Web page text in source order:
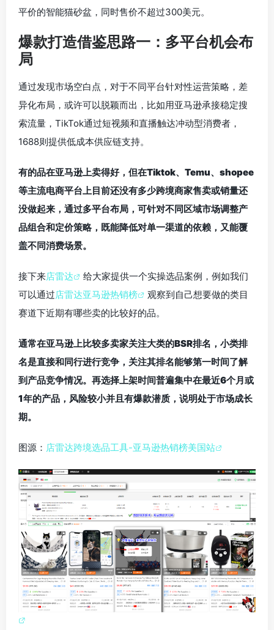
平价的智能猫砂盆，同时售价不超过300美元。
爆款打造借鉴思路一：多平台机会布
局
通过发现市场空白点，对于不同平台针对性运营策略，差
异化布局，或许可以脱颖而出，比如用亚马逊承接稳定搜
索流量，TikTok通过短视频和直播触达冲动型消费者，
1688则提供低成本供应链支持。
有的品在亚马逊上卖得好，但在Tiktok、Temu、shopee
等主流电商平台上目前还没有多少跨境商家售卖或销量还
没做起来，通过多平台布局，可针对不同区域市场调整产
品组合和定价策略，既能降低对单一渠道的依赖，又能覆
盖不同消费场景。
接下来店雷达
给大家提供一个实操选品案例，例如我们
可以通过店雷达亚马逊热销榜
观察到自己想要做的类目
赛道下近期有哪些卖的比较好的品。
通常在亚马逊上比较多卖家关注大类的BSR排名，小类排
名是直接和同行进行竞争，关注其排名能够第一时间了解
到产品竞争情况。再选择上架时间普遍集中在最近6个月或
1年的产品，风险较小并且有爆款潜质，说明处于市场成长
期。
图源： 店雷达跨境选品工具-亚马逊热销榜美国站